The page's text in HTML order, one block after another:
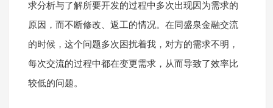
求分析与了解所要开发的过程中多次出现因为需求的
原因，而不断修改、返工的情况。在同盛泉金融交流
的时候，这个问题多次困扰着我，对方的需求不明，
每次交流的过程中都在变更需求，从而导致了效率比
较低的问题。